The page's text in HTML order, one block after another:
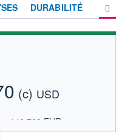
DURABILITÉ
DE BOURSE
(c) USD
116,769 EUR